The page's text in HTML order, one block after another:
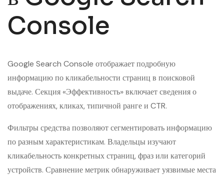
Console
Google Search Console отображает подробную
информацию по кликабельности страниц в поисковой
выдаче. Секция «Эффективность» включает сведения о
отображениях, кликах, типичной ранге и CTR.
Фильтры средства позволяют сегментировать информацию
по разным характеристикам. Владельцы изучают
кликабельность конкретных страниц, фраз или категорий
устройств. Сравнение метрик обнаруживает уязвимые места